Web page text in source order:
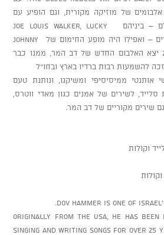
ההרכבים האלה הקליט 8 אלבומים של מוזיקה מקורית, וגם הופיע עם
אמני בלוז מהטובים בעולם – ביניהם Joe Louis Walker, Lucky
Peterson ועוד רבים אחרים – ואפילו היה מופע החימום של Johnny
Winter האגדי.. ביולי 2019 יצא האלבום החדש של דב המר, ממנו כבר
אותנטי ממיסיסיפי ומשיקגו, ונותנת טעם
לשירים של אמנים כגון מאדי ווטרס,
שירים מקוריים של דב המר.
וקולות
Dov Hammer is one of
Originally from the USA, he has been
singing and writing songs for over 25